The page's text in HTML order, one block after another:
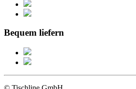
Bequem liefern